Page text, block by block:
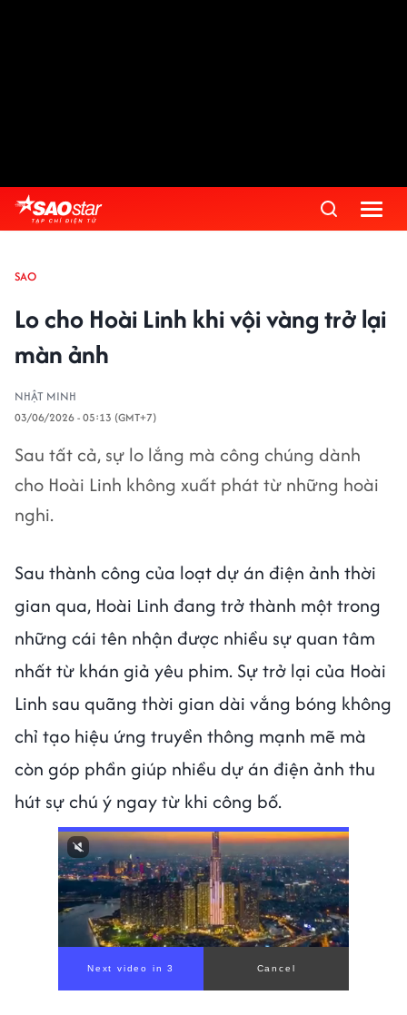
SAO
Lo cho Hoài Linh khi vội vàng trở lại
màn ảnh
NHẬT MINH
03/06/2026 - 05:13 (GMT+7)
Sau tất cả, sự lo lắng mà công chúng dành
cho Hoài Linh không xuất phát từ những hoài
nghi.
Sau thành công của loạt dự án điện ảnh thời
gian qua, Hoài Linh đang trở thành một trong
những cái tên nhận được nhiều sự quan tâm
nhất từ khán giả yêu phim. Sự trở lại của Hoài
Linh sau quãng thời gian dài vắng bóng không
chỉ tạo hiệu ứng truyền thông mạnh mẽ mà
còn góp phần giúp nhiều dự án điện ảnh thu
hút sự chú ý ngay từ khi công bố.
Next video in 1 Cancel